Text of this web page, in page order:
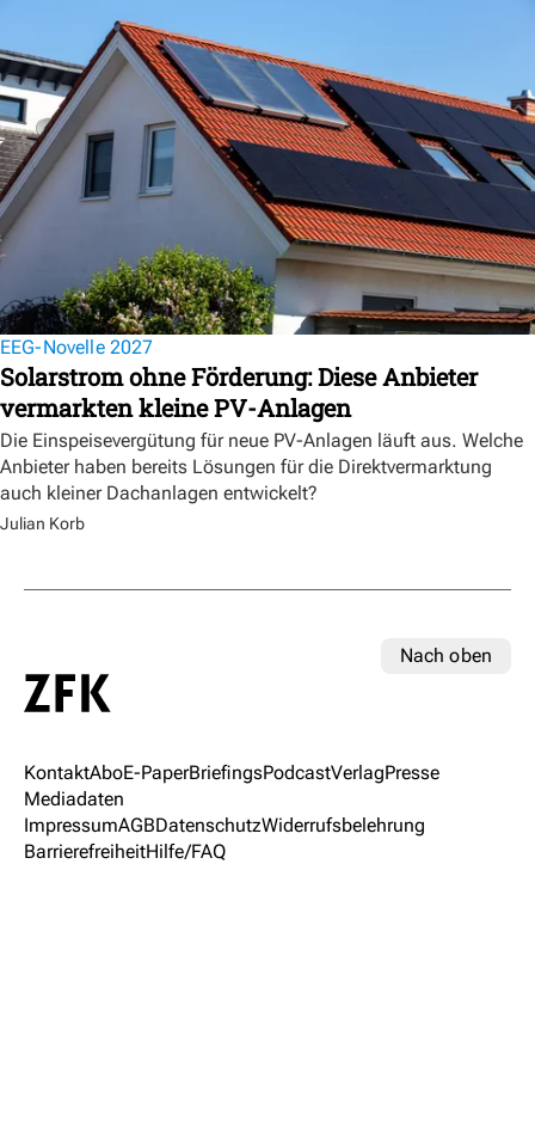
EEG-Novelle 2027
Solarstrom ohne Förderung: Diese Anbieter
vermarkten kleine PV-Anlagen
Die Einspeisevergütung für neue PV-Anlagen läuft aus. Welche
Anbieter haben bereits Lösungen für die Direktvermarktung
auch kleiner Dachanlagen entwickelt?
Julian Korb
Nach oben
KontaktAboE-PaperBriefingsPodcastVerlagPresse
Mediadaten
ImpressumAGBDatenschutzWiderrufsbelehrung
BarrierefreiheitHilfe/FAQ